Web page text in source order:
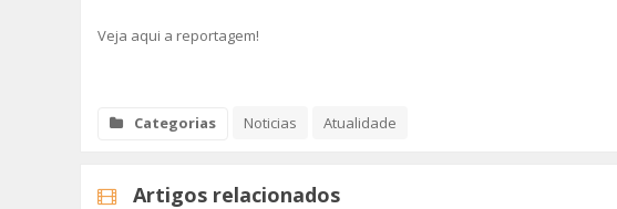
Veja aqui a reportagem!
Categorias Noticias Atualidade
Artigos relacionados